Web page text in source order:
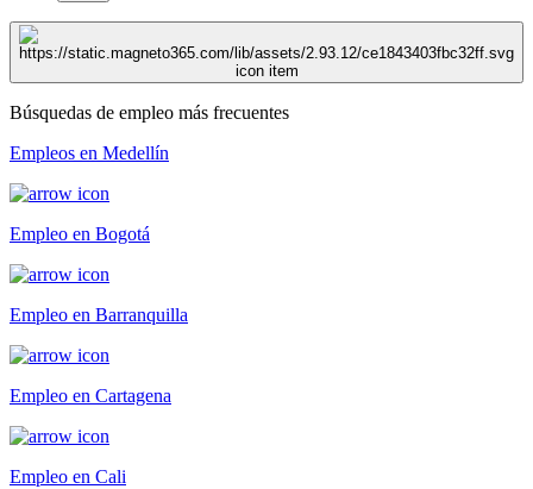
Búsquedas de empleo más frecuentes
Empleos en Medellín
Empleo en Bogotá
Empleo en Barranquilla
Empleo en Cartagena
Empleo en Cali